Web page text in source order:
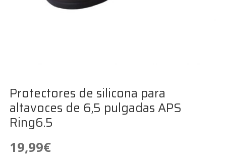
Protectores de silicona para
altavoces de 6,5 pulgadas APS
Ring6.5
19,99€